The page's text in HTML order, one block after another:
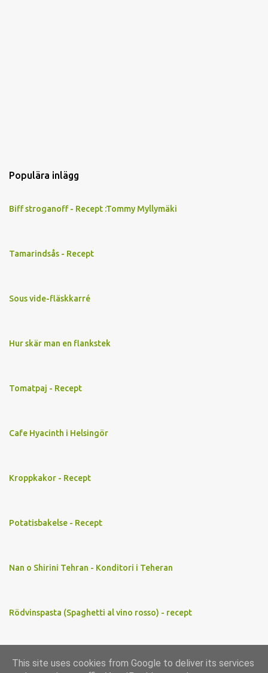
Populära inlägg
Biff stroganoff - Recept :Tommy Myllymäki
Tamarindsås - Recept
Sous vide-fläskkarré
Hur skär man en flankstek
Tomatpaj - Recept
Cafe Hyacinth i Helsingör
Kroppkakor - Recept
Potatisbakelse - Recept
Nan o Shirini Tehran - Konditori i Teheran
Rödvinspasta (Spaghetti al vino rosso) - recept
This site uses cookies from Google to deliver its services